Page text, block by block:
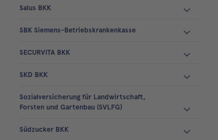
Salus BKK
SBK Siemens-Betriebskrankenkasse
SECURVITA BKK
SKD BKK
Sozialversicherung für Landwirtschaft,
Forsten und Gartenbau (SVLFG)
Südzucker BKK